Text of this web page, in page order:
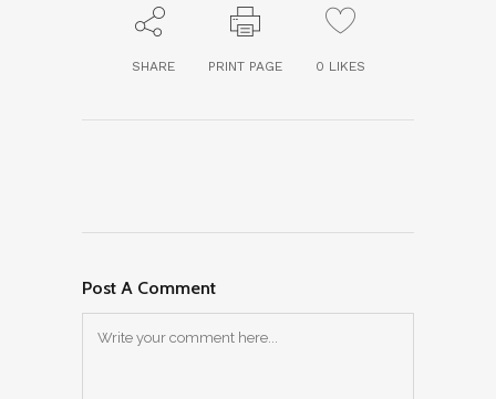
SHARE PRINT PAGE 0 LIKES
Post A Comment